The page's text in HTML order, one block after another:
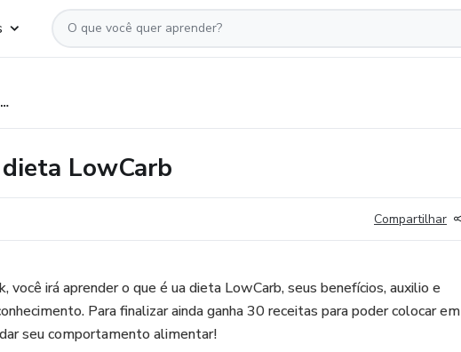
como emagrecer com dieta LowCarb
LowCarb
Compartilhar
você irá aprender o que é ua dieta LowCarb, seus benefícios, auxilio e
Para finalizar ainda ganha 30 receitas para poder colocar em
seu comportamento alimentar!